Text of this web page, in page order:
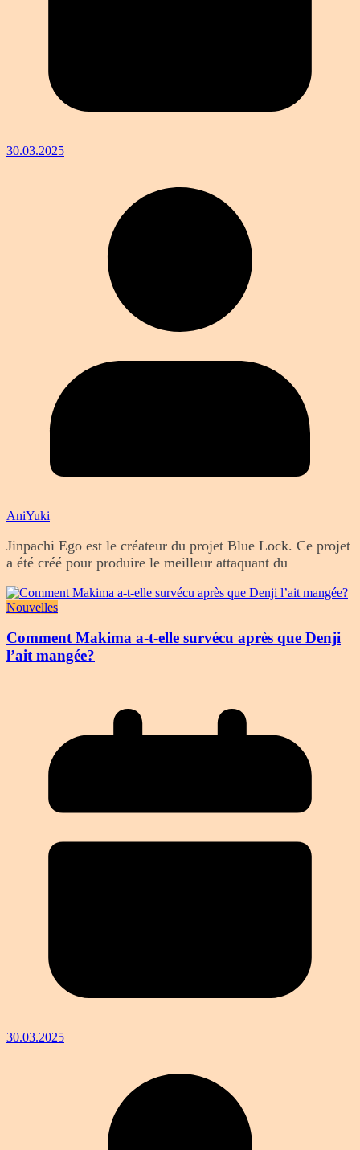
30.03.2025
AniYuki
Jinpachi Ego est le créateur du projet Blue Lock. Ce projet
a été créé pour produire le meilleur attaquant du
Nouvelles
Comment Makima a-t-elle survécu après que Denji
l’ait mangée?
30.03.2025